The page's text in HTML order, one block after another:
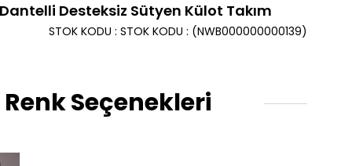
Dantelli Desteksiz Sütyen Külot Takım
(NWB000000000139)
STOK KODU STOK KODU
Seçenekleri